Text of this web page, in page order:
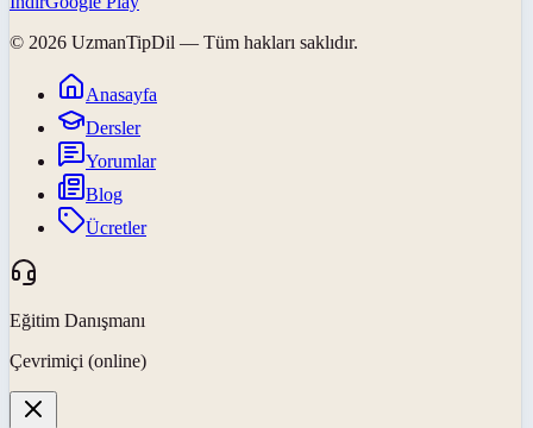
© 2026 UzmanTipDil — Tüm hakları saklıdır.
Anasayfa
Dersler
Yorumlar
Blog
Ücretler
Eğitim Danışmanı
Çevrimiçi (online)